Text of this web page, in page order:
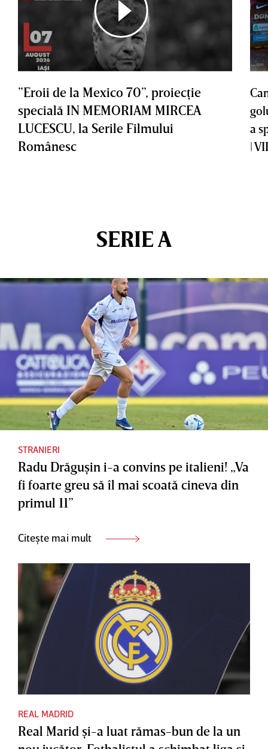
”Eroii de la Mexico 70”, proiecţie
specială IN MEMORIAM MIRCEA
LUCESCU, la Serile Filmului
Românesc
a
|
SERIE A
STRANIERI
Radu Drăguşin i-a convins pe italieni! „Va
fi foarte greu să îl mai scoată cineva din
primul 11”
Citește mai mult
REAL MADRID
Real Marid şi-a luat rămas-bun de la un